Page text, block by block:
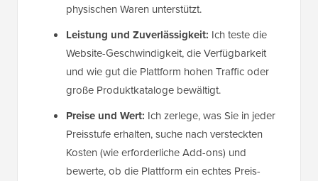
physischen Waren unterstützt.
Leistung und Zuverlässigkeit: Ich teste die
Website-Geschwindigkeit, die Verfügbarkeit
und wie gut die Plattform hohen Traffic oder
große Produktkataloge bewältigt.
Preise und Wert: Ich zerlege, was Sie in jeder
Preisstufe erhalten, suche nach versteckten
Kosten (wie erforderliche Add-ons) und
bewerte, ob die Plattform ein echtes Preis-